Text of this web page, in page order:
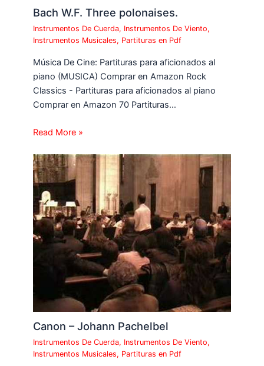
Bach W.F. Three polonaises.
Instrumentos De Cuerda, Instrumentos De Viento,
Instrumentos Musicales, Partituras en Pdf
Música De Cine: Partituras para aficionados al
piano (MUSICA) Comprar en Amazon Rock
Classics - Partituras para aficionados al piano
Comprar en Amazon 70 Partituras…
Read More »
Canon – Johann Pachelbel
Instrumentos De Cuerda, Instrumentos De Viento,
Instrumentos Musicales, Partituras en Pdf